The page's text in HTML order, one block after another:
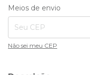
Entregas para o CEP:
Meios de envio
Não sei meu CEP